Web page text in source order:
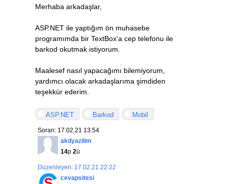
Merhaba arkadaşlar,
ASP.NET ile yaptığım ön muhasebe
programımda bir TextBox'a cep telefonu ile
barkod okutmak istiyorum.
Maalesef nasıl yapacağımı bilemiyorum,
yardımcı olacak arkadaşlarıma şimdiden
teşekkür ederim.
ASP.NET Barkod Mobil
Soran: 17.02.21 13:54
akdyazilim
14p 2ü
Düzenleyen: 17.02.21 22:22
cevapsitesi